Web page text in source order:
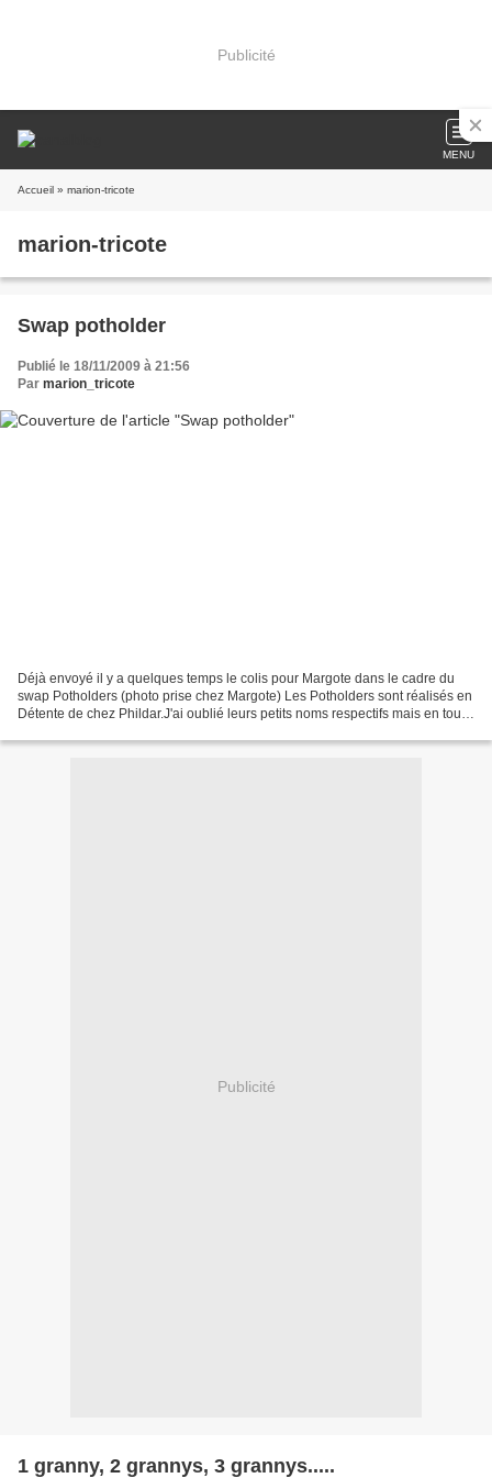
Publicité
MENU
Accueil » marion-tricote
marion-tricote
Swap potholder
Publié le 18/11/2009 à 21:56
Par marion_tricote
Déjà envoyé il y a quelques temps le colis pour Margote dans le cadre du
swap Potholders (photo prise chez Margote) Les Potholders sont réalisés en
Détente de chez Phildar.J'ai oublié leurs petits noms respectifs mais en tout
Publicité
1 granny, 2 grannys, 3 grannys.....